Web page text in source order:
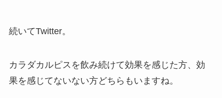
続いてTwitter。
カラダカルピスを飲み続けて効果を感じた方、効
果を感じてないない方どちらもいますね。